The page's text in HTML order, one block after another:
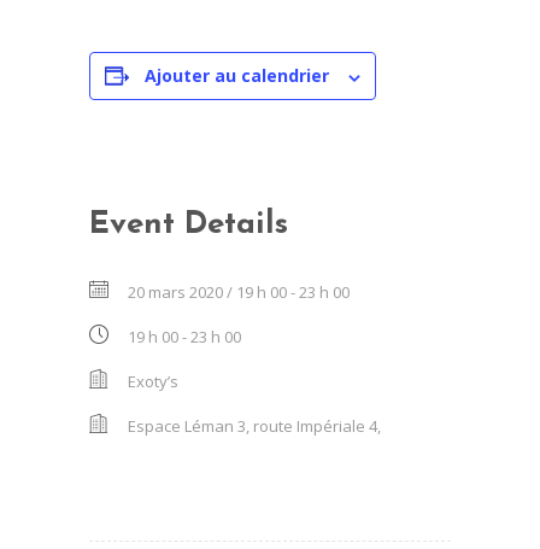
Ajouter au calendrier
Event Details
20 mars 2020 / 19 h 00-23 h 00
19 h 00 - 23 h 00
Exoty’s
Espace Léman 3, route Impériale 4,